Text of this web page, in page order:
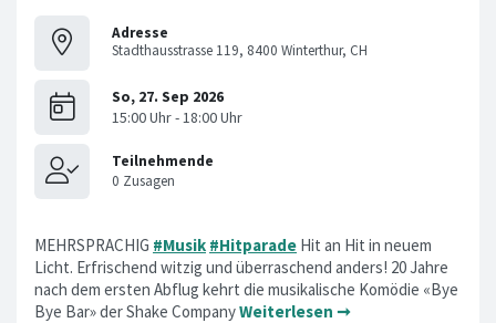
Adresse
Stadthausstrasse 119, 8400 Winterthur, CH
MEHRSPRACHIG #Musik #Hitparade Hit an Hit in neuem
Licht. Erfrischend witzig und überraschend anders! 20 Jahre
nach dem ersten Abflug kehrt die musikalische Komödie «Bye
Bye Bar» der Shake CompanyWeiterlesen ➞